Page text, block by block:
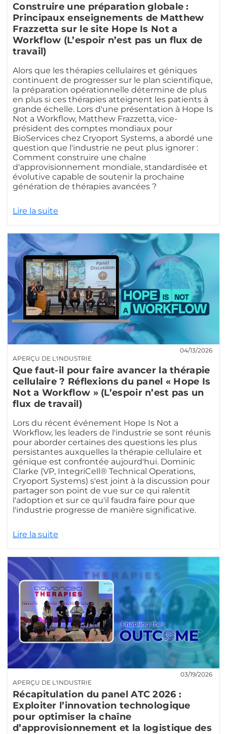
Construire une préparation globale :
Principaux enseignements de Matthew
Frazzetta sur le site Hope Is Not a
Workflow (L’espoir n’est pas un flux de
travail)
Alors que les thérapies cellulaires et géniques
continuent de progresser sur le plan scientifique,
la préparation opérationnelle détermine de plus
en plus si ces thérapies atteignent les patients à
grande échelle. Lors d'une présentation à Hope Is
Not a Workflow, Matthew Frazzetta, vice-
président des comptes mondiaux pour
BioServices chez Cryoport Systems, a abordé une
question que l'industrie ne peut plus ignorer :
Comment construire une chaîne
d'approvisionnement mondiale, standardisée et
évolutive capable de soutenir la prochaine
génération de thérapies avancées ?
Lire la suite
APERÇU DE L'INDUSTRIE
04/13/2026
Que faut-il pour faire avancer la thérapie
cellulaire ? Réflexions du panel « Hope Is
Not a Workflow » (L’espoir n’est pas un
flux de travail)
Lors du récent événement Hope Is Not a
Workflow, les leaders de l'industrie se sont réunis
pour aborder certaines des questions les plus
persistantes auxquelles la thérapie cellulaire et
génique est confrontée aujourd'hui. Dominic
Clarke (VP, IntegriCell® Technical Operations,
Cryoport Systems) s'est joint à la discussion pour
partager son point de vue sur ce qui ralentit
l'adoption et sur ce qu'il faudra faire pour que
l'industrie progresse de manière significative.
Lire la suite
APERÇU DE L'INDUSTRIE
03/19/2026
Récapitulation du panel ATC 2026 :
Exploiter l’innovation technologique
pour optimiser la chaîne
d’approvisionnement et la logistique des